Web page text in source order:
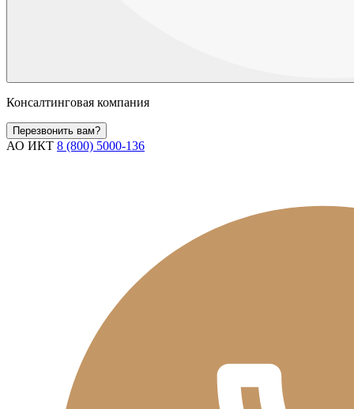
Консалтинговая компания
Перезвонить вам?
АО ИКТ 8 (800) 5000-136